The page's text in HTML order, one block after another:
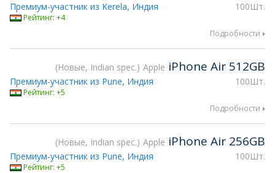
100Шт.
Премиум-участник из Kerela, Индия
Рейтинг: +4
Подробности
Новые, Indian spec. Apple iPhone Air 512GB
100Шт.
Премиум-участник из Pune, Индия
Рейтинг: +5
Подробности
Новые, Indian spec. Apple iPhone Air 256GB
100Шт.
Премиум-участник из Pune, Индия
Рейтинг: +5